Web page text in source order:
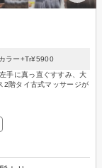
ラー+Tr¥5900
手に真っ直ぐすすみ、大
2階タイ古式マッサージが